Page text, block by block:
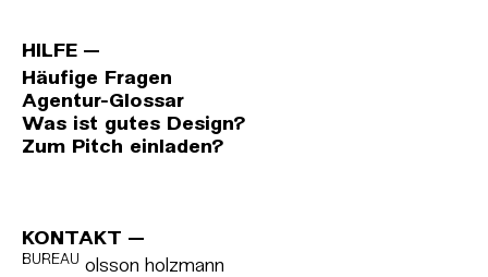
HILFE
Häufige Fragen
Agentur-Glossar
Was ist gutes Design?
Zum Pitch einladen?
KONTAKT
BUREAU olsson holzmann